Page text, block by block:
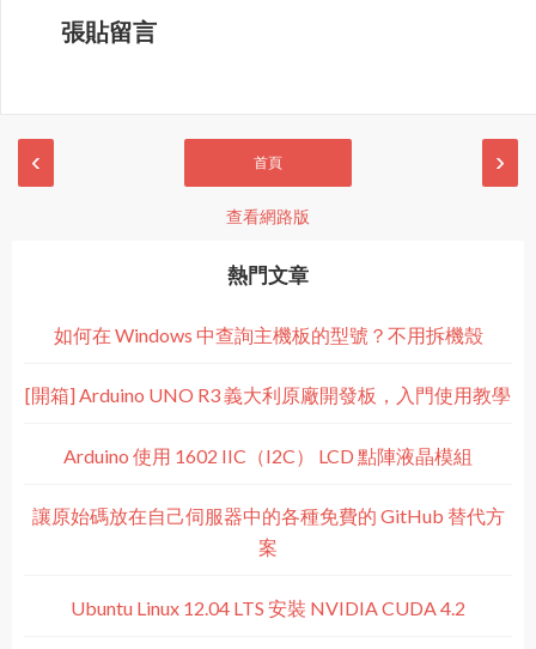
張貼留言
‹ ›
首頁
查看網路版
熱門文章
如何在 Windows 中查詢主機板的型號？不用拆機殼
[開箱] Arduino UNO R3 義大利原廠開發板，入門使用教學
Arduino 使用 1602 IIC（I2C） LCD 點陣液晶模組
讓原始碼放在自己伺服器中的各種免費的 GitHub 替代方
案
Ubuntu Linux 12.04 LTS 安裝 NVIDIA CUDA 4.2